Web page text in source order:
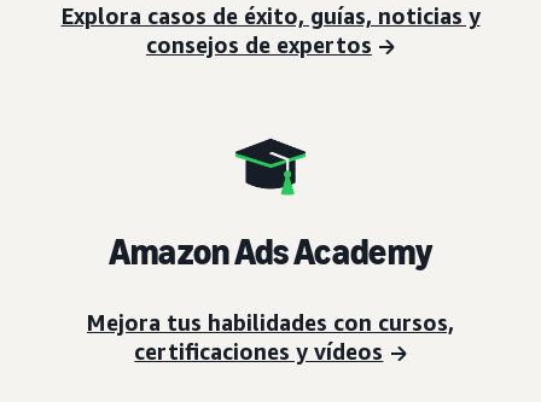
Explora casos de éxito, guías, noticias y
consejos de expertos
Amazon Ads Academy
Mejora tus habilidades con cursos,
certificaciones y vídeos